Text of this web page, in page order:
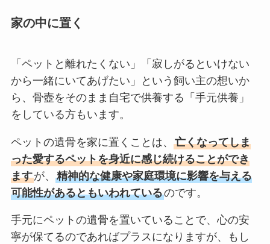
家の中に置く
「ペットと離れたくない」「寂しがるといけない
から一緒にいてあげたい」という飼い主の想いか
ら、骨壺をそのまま自宅で供養する「手元供養」
をしている方もいます。
ペットの遺骨を家に置くことは、 亡くなってしま
った愛するペットを身近に感じ続けることができ
ますが、 精神的な健康や家庭環境に影響を与える
可能性があるともいわれているのです。
手元にペットの遺骨を置いていることで、心の安
寧が保てるのであればプラスになりますが、もし